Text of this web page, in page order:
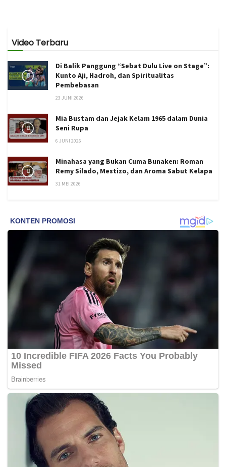
Video Terbaru
Di Balik Panggung “Sebat Dulu Live on Stage”:
Kunto Aji, Hadroh, dan Spiritualitas
Pembebasan
23 JUNI 2026
Mia Bustam dan Jejak Kelam 1965 dalam Dunia
Seni Rupa
6 JUNI 2026
Minahasa yang Bukan Cuma Bunaken: Roman
Remy Silado, Mestizo, dan Aroma Sabut Kelapa
31 MEI 2026